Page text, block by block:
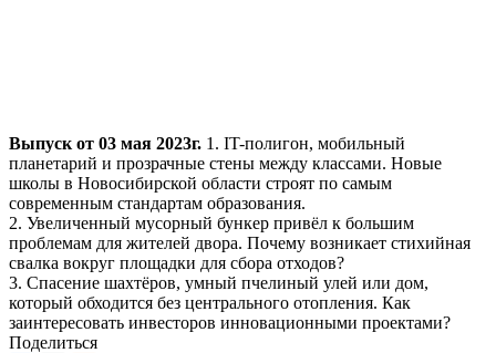
Выпуск от 03 мая 2023г. 1. IT-полигон, мобильный
планетарий и прозрачные стены между классами. Новые
школы в Новосибирской области строят по самым
современным стандартам образования.
2. Увеличенный мусорный бункер привёл к большим
проблемам для жителей двора. Почему возникает стихийная
свалка вокруг площадки для сбора отходов?
3. Спасение шахтёров, умный пчелиный улей или дом,
который обходится без центрального отопления. Как
заинтересовать инвесторов инновационными проектами?
Поделиться